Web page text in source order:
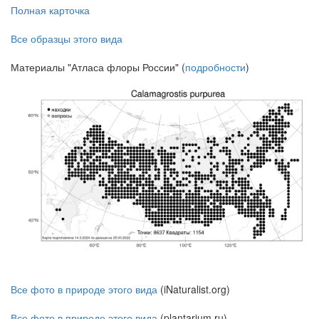
Полная карточка
Все образцы этого вида
Материалы "Атласа флоры России" (подробности)
Все фото в природе этого вида (iNaturalist.org)